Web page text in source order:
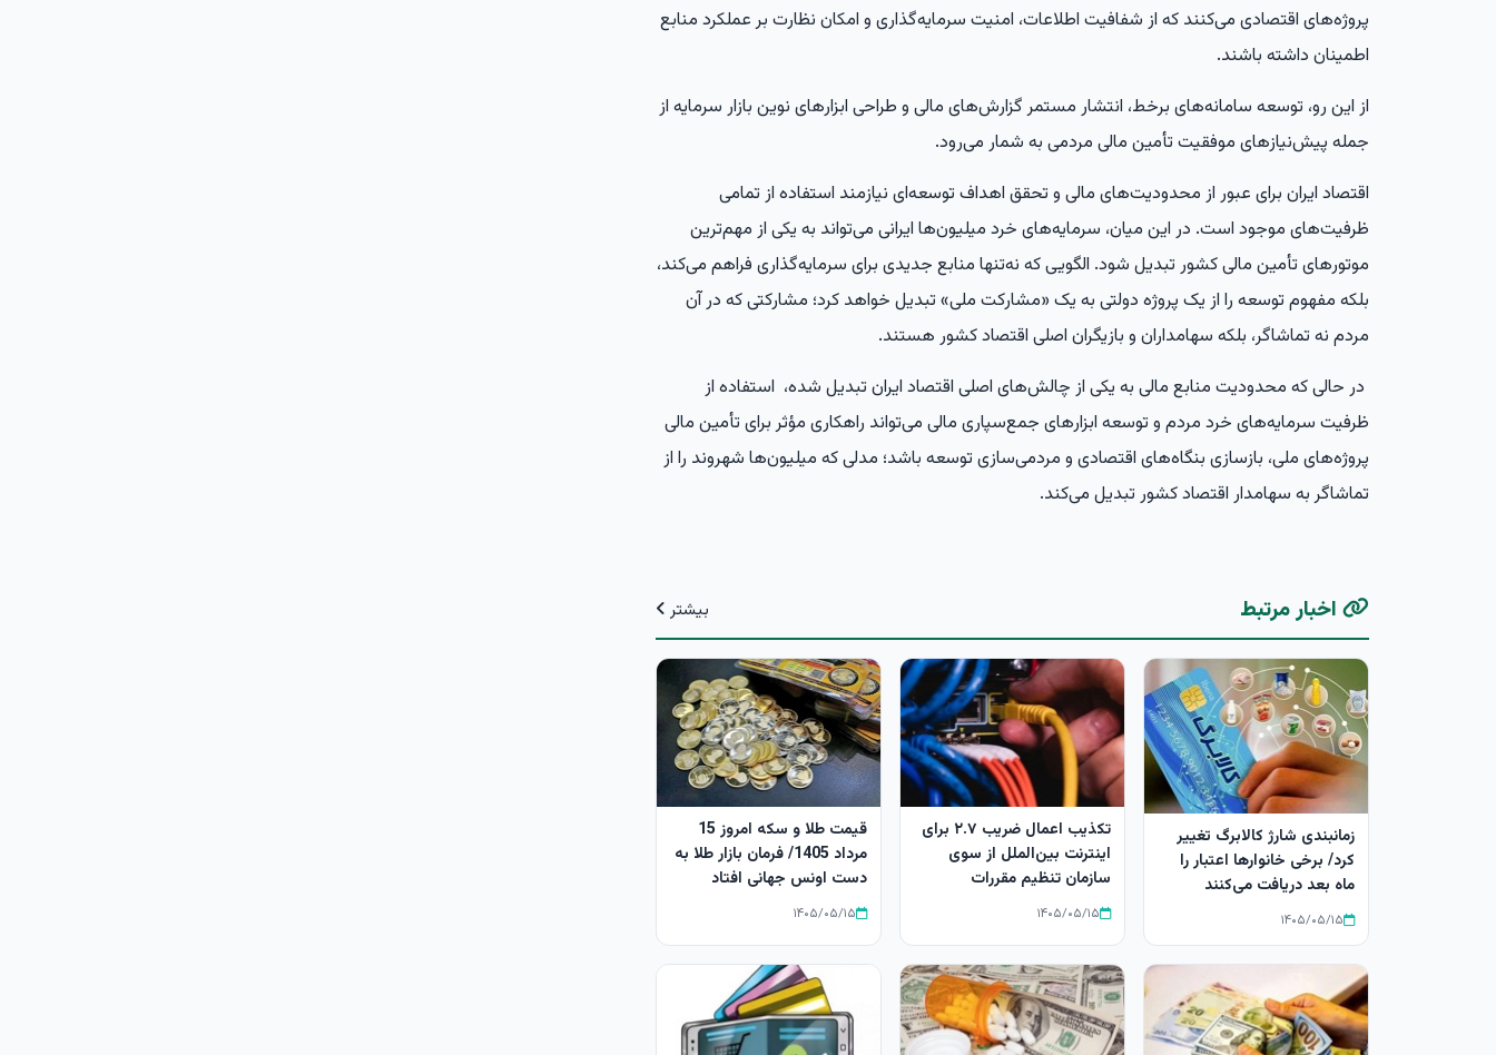
پروژه‌های اقتصادی می‌کنند که از شفافیت اطلاعات، امنیت سرمایه‌گذاری و امکان نظارت بر عملکرد منابع
اطمینان داشته باشند.
از این رو، توسعه سامانه‌های برخط، انتشار مستمر گزارش‌های مالی و طراحی ابزارهای نوین بازار سرمایه از
جمله پیش‌نیازهای موفقیت تأمین مالی مردمی به شمار می‌رود.
اقتصاد ایران برای عبور از محدودیت‌های مالی و تحقق اهداف توسعه‌ای نیازمند استفاده از تمامی
ظرفیت‌های موجود است. در این میان، سرمایه‌های خرد میلیون‌ها ایرانی می‌تواند به یکی از مهم‌ترین
موتورهای تأمین مالی کشور تبدیل شود. الگویی که نه‌تنها منابع جدیدی برای سرمایه‌گذاری فراهم می‌کند،
بلکه مفهوم توسعه را از یک پروژه دولتی به یک «مشارکت ملی» تبدیل خواهد کرد؛ مشارکتی که در آن
مردم نه تماشاگر، بلکه سهامداران و بازیگران اصلی اقتصاد کشور هستند.
در حالی که محدودیت منابع مالی به یکی از چالش‌های اصلی اقتصاد ایران تبدیل شده، استفاده از
ظرفیت سرمایه‌های خرد مردم و توسعه ابزارهای جمع‌سپاری مالی می‌تواند راهکاری مؤثر برای تأمین مالی
پروژه‌های ملی، بازسازی بنگاه‌های اقتصادی و مردمی‌سازی توسعه باشد؛ مدلی که میلیون‌ها شهروند را از
تماشاگر به سهامدار اقتصاد کشور تبدیل می‌کند.
اخبار مرتبط بیشتر
زمانبندی شارژ کالابرگ تغییر
کرد/ برخی خانوارها اعتبار را
ماه بعد دریافت می‌کنند
۱۴۰۵/۰۵/۱۵
تکذیب اعمال ضریب ۲.۷ برای
اینترنت بین‌الملل از سوی
سازمان تنظیم مقررات
۱۴۰۵/۰۵/۱۵
قیمت طلا و سکه امروز 15
مرداد 1405/ فرمان بازار طلا به
دست اونس جهانی افتاد
۱۴۰۵/۰۵/۱۵